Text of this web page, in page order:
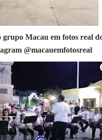
Macau em fotos real
@macauemfotosreal